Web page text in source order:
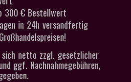
300 € Bestellwert
in 24h versandfertig
netto zzgl. gesetzlicher
ggf. Nachnahmegebühren,